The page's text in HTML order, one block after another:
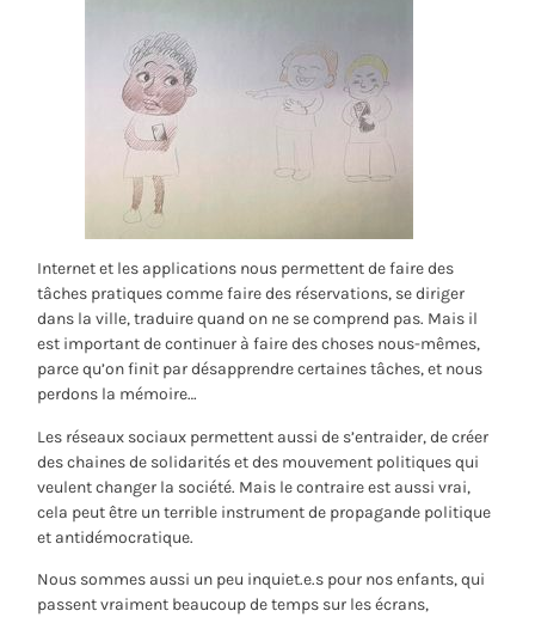
Internet et les applications nous permettent de faire des
tâches pratiques comme faire des réservations, se diriger
dans la ville, traduire quand on ne se comprend pas. Mais il
est important de continuer à faire des choses nous-mêmes,
parce qu’on finit par désapprendre certaines tâches, et nous
perdons la mémoire…
Les réseaux sociaux permettent aussi de s’entraider, de créer
des chaines de solidarités et des mouvement politiques qui
veulent changer la société. Mais le contraire est aussi vrai,
cela peut être un terrible instrument de propagande politique
et antidémocratique.
Nous sommes aussi un peu inquiet.e.s pour nos enfants, qui
passent vraiment beaucoup de temps sur les écrans,